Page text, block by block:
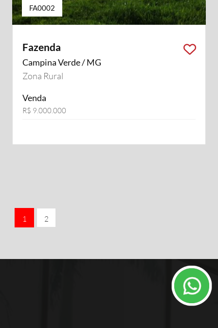
FA0002
Fazenda
Campina Verde / MG
Zona Rural
Venda
R$ 9.000.000
1 2